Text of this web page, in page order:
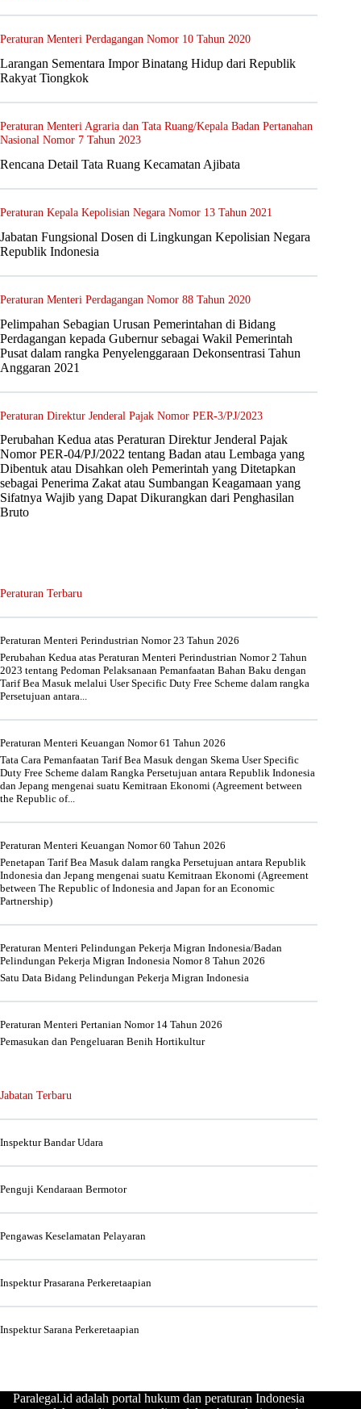
Peraturan Menteri Perdagangan Nomor 10 Tahun 2020
Larangan Sementara Impor Binatang Hidup dari Republik
Rakyat Tiongkok
Peraturan Menteri Agraria dan Tata Ruang/Kepala Badan Pertanahan
Nasional Nomor 7 Tahun 2023
Rencana Detail Tata Ruang Kecamatan Ajibata
Peraturan Kepala Kepolisian Negara Nomor 13 Tahun 2021
Jabatan Fungsional Dosen di Lingkungan Kepolisian Negara
Republik Indonesia
Peraturan Menteri Perdagangan Nomor 88 Tahun 2020
Pelimpahan Sebagian Urusan Pemerintahan di Bidang
Perdagangan kepada Gubernur sebagai Wakil Pemerintah
Pusat dalam rangka Penyelenggaraan Dekonsentrasi Tahun
Anggaran 2021
Peraturan Direktur Jenderal Pajak Nomor PER-3/PJ/2023
Perubahan Kedua atas Peraturan Direktur Jenderal Pajak
Nomor PER-04/PJ/2022 tentang Badan atau Lembaga yang
Dibentuk atau Disahkan oleh Pemerintah yang Ditetapkan
sebagai Penerima Zakat atau Sumbangan Keagamaan yang
Sifatnya Wajib yang Dapat Dikurangkan dari Penghasilan
Bruto
Peraturan Terbaru
Peraturan Menteri Perindustrian Nomor 23 Tahun 2026
Perubahan Kedua atas Peraturan Menteri Perindustrian Nomor 2 Tahun
2023 tentang Pedoman Pelaksanaan Pemanfaatan Bahan Baku dengan
Tarif Bea Masuk melalui User Specific Duty Free Scheme dalam rangka
Persetujuan antara...
Peraturan Menteri Keuangan Nomor 61 Tahun 2026
Tata Cara Pemanfaatan Tarif Bea Masuk dengan Skema User Specific
Duty Free Scheme dalam Rangka Persetujuan antara Republik Indonesia
dan Jepang mengenai suatu Kemitraan Ekonomi (Agreement between
the Republic of...
Peraturan Menteri Keuangan Nomor 60 Tahun 2026
Penetapan Tarif Bea Masuk dalam rangka Persetujuan antara Republik
Indonesia dan Jepang mengenai suatu Kemitraan Ekonomi (Agreement
between The Republic of Indonesia and Japan for an Economic
Partnership)
Peraturan Menteri Pelindungan Pekerja Migran Indonesia/Badan
Pelindungan Pekerja Migran Indonesia Nomor 8 Tahun 2026
Satu Data Bidang Pelindungan Pekerja Migran Indonesia
Peraturan Menteri Pertanian Nomor 14 Tahun 2026
Pemasukan dan Pengeluaran Benih Hortikultur
Jabatan Terbaru
Inspektur Bandar Udara
Penguji Kendaraan Bermotor
Pengawas Keselamatan Pelayaran
Inspektur Prasarana Perkeretaapian
Inspektur Sarana Perkeretaapian
Paralegal.id adalah portal hukum dan peraturan Indonesia